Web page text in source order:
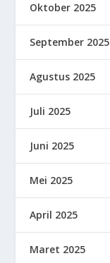
Oktober 2025
September 2025
Agustus 2025
Juli 2025
Juni 2025
Mei 2025
April 2025
Maret 2025